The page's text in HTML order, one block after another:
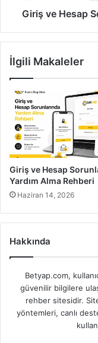
Giriş ve Hesap
İlgili Makaleler
Giriş ve Hesap
Yardım Alma Rehberi
Haziran 14, 2026
Hakkında
Betyap.com,
güvenilir bilgilere
rehber sitesidir.
yöntemleri, canlı